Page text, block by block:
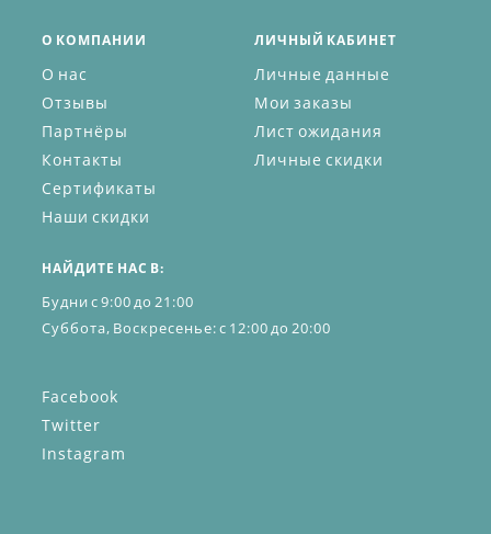
О КОМПАНИИ
О нас
Отзывы
Партнёры
Контакты
Сертификаты
Наши скидки
ЛИЧНЫЙ КАБИНЕТ
Личные данные
Мои заказы
Лист ожидания
Личные скидки
НАЙДИТЕ НАС В:
Будни с 9:00 до 21:00
Суббота, Воскресенье: с 12:00 до 20:00
Facebook
Twitter
Instagram